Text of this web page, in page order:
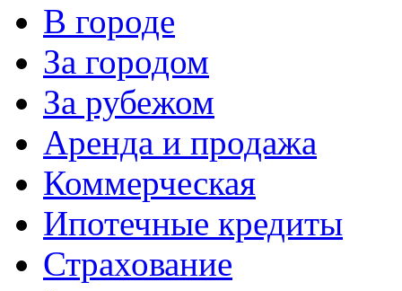
В городе
За городом
За рубежом
Аренда и продажа
Коммерческая
Ипотечные кредиты
Страхование